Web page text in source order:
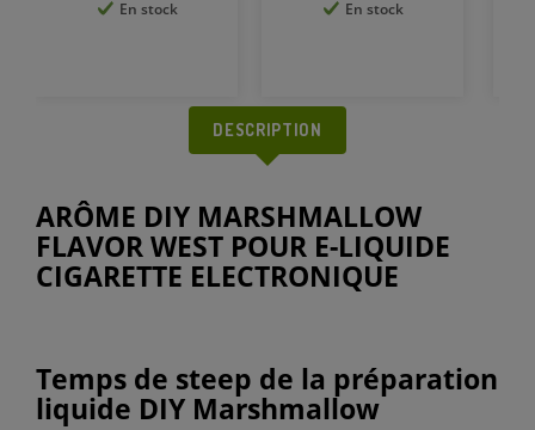
En stock En stock
DESCRIPTION
ARÔME DIY MARSHMALLOW
FLAVOR WEST POUR E-LIQUIDE
CIGARETTE ELECTRONIQUE
Temps de steep de la préparation
liquide DIY Marshmallow